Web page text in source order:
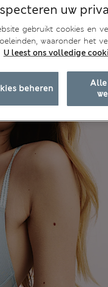
uw
gebruikt cookies en
waaronder het
U leest ons volledige
beheren